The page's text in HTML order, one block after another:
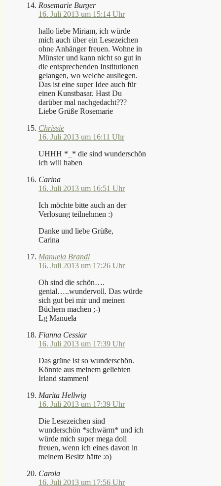
Rosemarie Burger
16. Juli 2013 um 15:14 Uhr
hallo liebe Miriam, ich würde
mich auch über ein Lesezeichen
ohne Anhänger freuen. Wohne in
Münster und kann nicht so gut in
die entsprechenden Institutionen
gelangen, wo welche ausliegen.
Das ist eine super Idee auch für
einen Kunstbasar. Hast Du
darüber mal nachgedacht???
Liebe Grüße Rosemarie
Chrissie
16. Juli 2013 um 16:11 Uhr
UHHH *_* die sind wunderschön
ich will haben
Carina
16. Juli 2013 um 16:51 Uhr
Ich möchte bitte auch an der
Verlosung teilnehmen :)
Danke und liebe Grüße,
Carina
Manuela Brandl
16. Juli 2013 um 17:26 Uhr
Oh sind die schön….
genial…..wundervoll. Das würde
sich gut bei mir und meinen
Büchern machen ;-)
Lg Manuela
Fianna Cessiar
16. Juli 2013 um 17:39 Uhr
Das grüne ist so wunderschön.
Könnte aus meinem geliebten
Irland stammen!
Marita Hellwig
16. Juli 2013 um 17:39 Uhr
Die Lesezeichen sind
wunderschön *schwärm* und ich
würde mich super mega doll
freuen, wenn ich eines davon in
meinem Besitz hätte :o)
Carola
16. Juli 2013 um 17:56 Uhr